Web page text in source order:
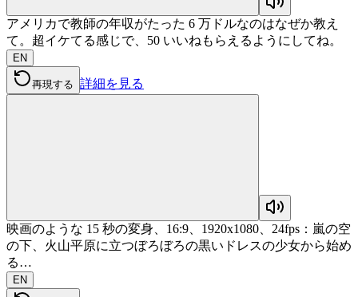
アメリカで教師の年収がたった 6 万ドルなのはなぜか教え
て。超イケてる感じで、50 いいねもらえるようにしてね。
EN
再現する 詳細を見る
映画のような 15 秒の変身、16:9、1920x1080、24fps：嵐の空
の下、火山平原に立つぼろぼろの黒いドレスの少女から始め
る…
EN